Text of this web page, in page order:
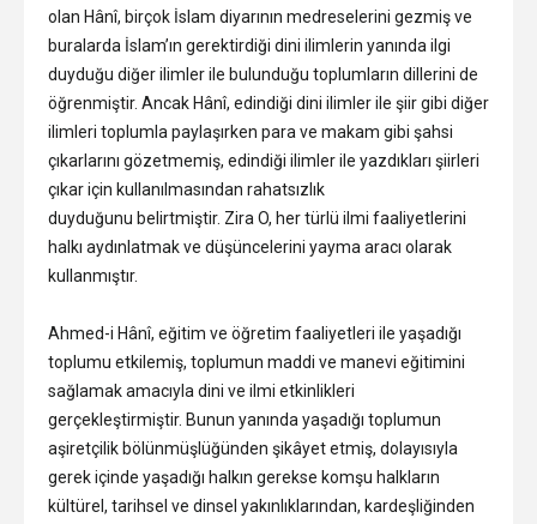
olan Hânî, birçok İslam diyarının medreselerini gezmiş ve
buralarda İslam’ın gerektirdiği dini ilimlerin yanında ilgi
duyduğu diğer ilimler ile bulunduğu toplumların dillerini de
öğrenmiştir. Ancak Hânî, edindiği dini ilimler ile şiir gibi diğer
ilimleri toplumla paylaşırken para ve makam gibi şahsi
çıkarlarını gözetmemiş, edindiği ilimler ile yazdıkları şiirleri
çıkar için kullanılmasından rahatsızlık
duyduğunu belirtmiştir. Zira O, her türlü ilmi faaliyetlerini
halkı aydınlatmak ve düşüncelerini yayma aracı olarak
kullanmıştır.
Ahmed-i Hânî, eğitim ve öğretim faaliyetleri ile yaşadığı
toplumu etkilemiş, toplumun maddi ve manevi eğitimini
sağlamak amacıyla dini ve ilmi etkinlikleri
gerçekleştirmiştir. Bunun yanında yaşadığı toplumun
aşiretçilik bölünmüşlüğünden şikâyet etmiş, dolayısıyla
gerek içinde yaşadığı halkın gerekse komşu halkların
kültürel, tarihsel ve dinsel yakınlıklarından, kardeşliğinden